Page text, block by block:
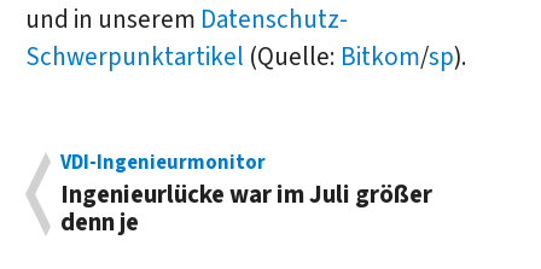
und in unserem Datenschutz-
Schwerpunktartikel (Quelle: Bitkom/sp).
VDI-Ingenieurmonitor
Ingenieurlücke war im Juli größer
denn je